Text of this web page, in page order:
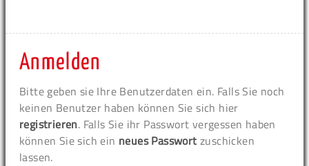
Anmelden
Bitte geben sie Ihre Benutzerdaten ein. Falls Sie noch
keinen Benutzer haben können Sie sich hier
registrieren. Falls Sie ihr Passwort vergessen haben
können Sie sich ein neues Passwort zuschicken
lassen.